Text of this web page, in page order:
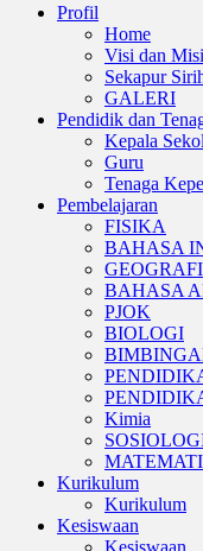
Profil
Home
Visi dan Misi
Sekapur
GALERI
Pendidik dan
Kepala
Guru
Tenaga
Pembelajaran
FISIKA
BAHASA
GEOGRAFI
BAHASA
PJOK
BIOLOGI
Kimia
Kurikulum
Kurikulum
Kesiswaan
Kesiswaan